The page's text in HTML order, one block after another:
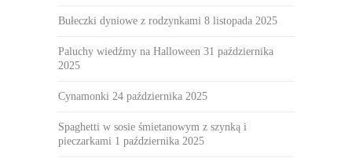
Bułeczki dyniowe z rodzynkami 8 listopada 2025
Paluchy wiedźmy na Halloween 31 października
2025
Cynamonki 24 października 2025
Spaghetti w sosie śmietanowym z szynką i
pieczarkami 1 października 2025